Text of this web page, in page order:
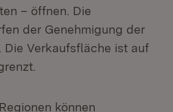
– öffnen. Die
der Genehmigung der
Die Verkaufsfläche ist auf
können